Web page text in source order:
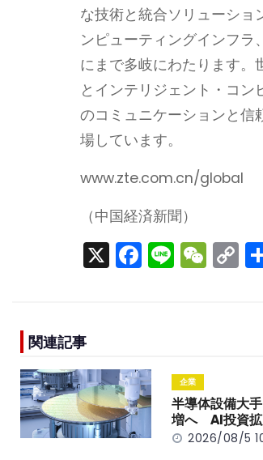
な技術と統合ソリューショ
ンピューティングインフ
にまで多岐にわたります。
とインテリジェント・コ
のコミュニケーションと信
場しています。
www.zte.com.cn/global
（中国経済新聞）
X F
a
o
o
k
Li
n
W
e
C
o
k
関連記事
企業
半導体設備大
増へ AI投資拡
2026/08/5